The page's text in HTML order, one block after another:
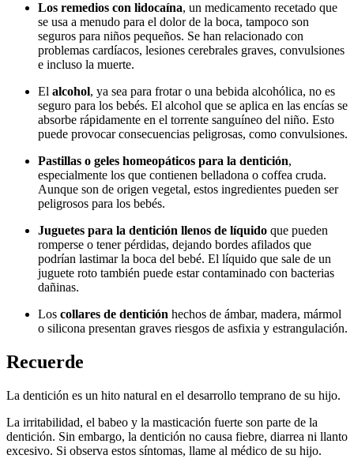
Los remedios con lidocaína, un medicamento recetado que
se usa a menudo para el dolor de la boca, tampoco son
seguros para niños pequeños. Se han relacionado con
problemas cardíacos, lesiones cerebrales graves, convulsiones
e incluso la muerte.
El alcohol, ya sea para frotar o una bebida alcohólica, no es
seguro para los bebés. El alcohol que se aplica en las encías se
absorbe rápidamente en el torrente sanguíneo del niño. Esto
puede provocar consecuencias peligrosas, como convulsiones.
Pastillas o geles homeopáticos para la dentición,
especialmente los que contienen belladona o coffea cruda.
Aunque son de origen vegetal, estos ingredientes pueden ser
peligrosos para los bebés.
Juguetes para la dentición llenos de líquido que pueden
romperse o tener pérdidas, dejando bordes afilados que
podrían lastimar la boca del bebé. El líquido que sale de un
juguete roto también puede estar contaminado con bacterias
dañinas.
Los collares de dentición hechos de ámbar, madera, mármol
o silicona presentan graves riesgos de asfixia y estrangulación.
Recuerde
La dentición es un hito natural en el desarrollo temprano de su hijo.
La irritabilidad, el babeo y la masticación fuerte son parte de la
dentición. Sin embargo, la dentición no causa fiebre, diarrea ni llanto
excesivo. Si observa estos síntomas, llame al médico de su hijo.